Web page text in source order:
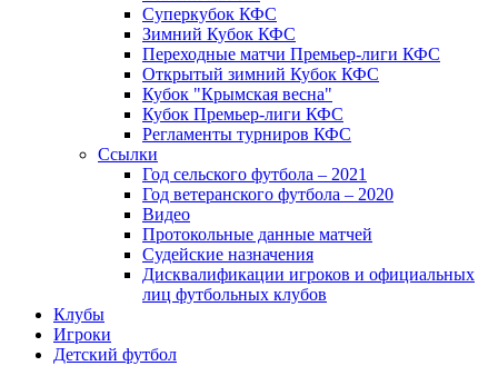
Суперкубок КФС
Зимний Кубок КФС
Переходные матчи Премьер-лиги КФС
Открытый зимний Кубок КФС
Кубок "Крымская весна"
Кубок Премьер-лиги КФС
Регламенты турниров КФС
Ссылки
Год сельского футбола – 2021
Год ветеранского футбола – 2020
Видео
Протокольные данные матчей
Судейские назначения
Дисквалификации игроков и официальных
лиц футбольных клубов
Клубы
Игроки
Детский футбол